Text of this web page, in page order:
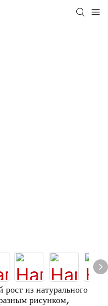
из натурального
рисунком,